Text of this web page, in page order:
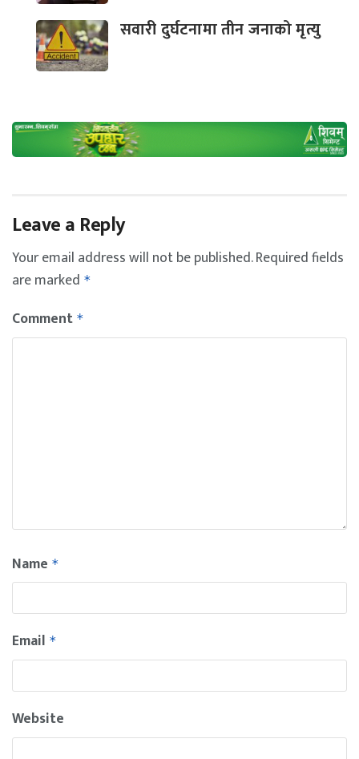
सवारी दुर्घटनामा तीन जनाको मृत्यु
Leave a Reply
Your email address will not be published.Required fields
are marked *
Comment *
Name *
Email *
Website